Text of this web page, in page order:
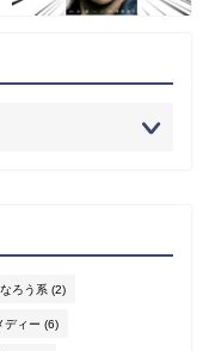
なろう系 (2)
ディー (6)